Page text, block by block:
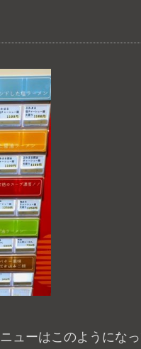
ューはこのようになっ